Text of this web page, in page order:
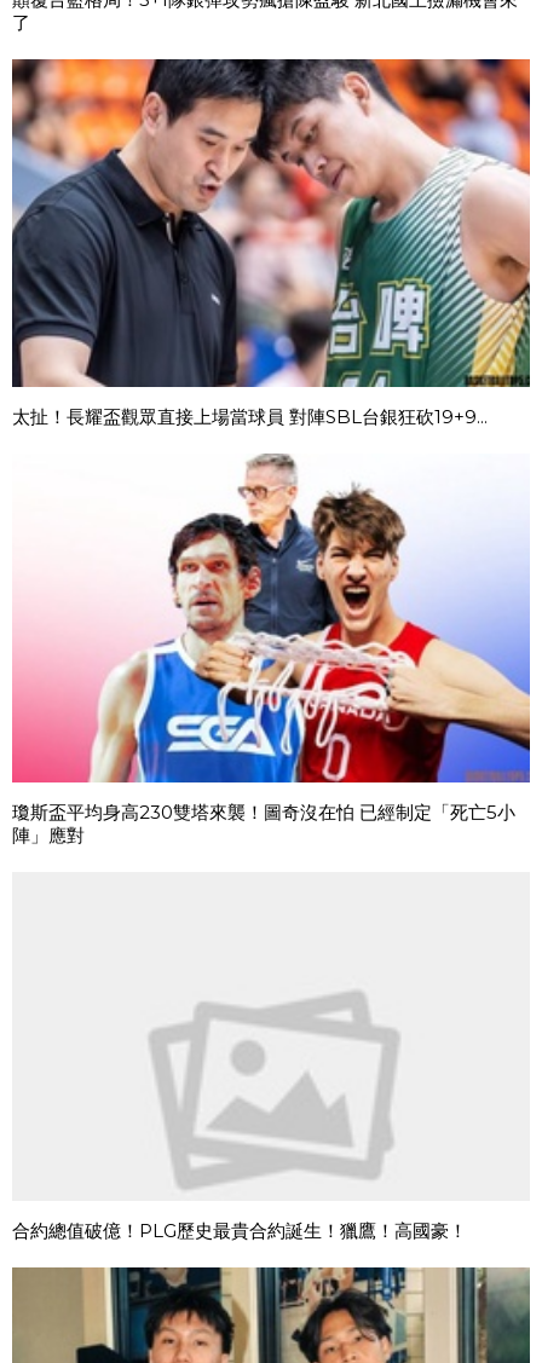
了
太扯！長耀盃觀眾直接上場當球員 對陣SBL台銀狂砍19+9...
瓊斯盃平均身高230雙塔來襲！圖奇沒在怕 已經制定「死亡5小
陣」應對
合約總值破億！PLG歷史最貴合約誕生！獵鷹！高國豪！